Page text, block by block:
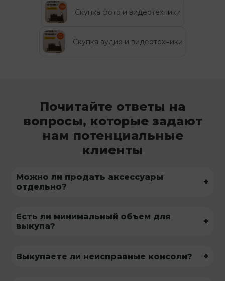
Скупка фото и видеотехники
Скупка аудио и видеотехники
Почитайте ответы на
вопросы, которые задают
нам потенциальные
клиенты
Можно ли продать аксессуары
отдельно?
+
Есть ли минимальный объем для
выкупа?
+
Выкупаете ли неисправные консоли? +